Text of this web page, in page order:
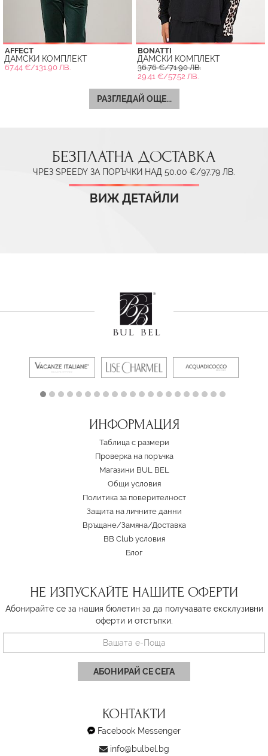
AFFECT
ДАМСКИ КОМПЛЕКТ
67.44 €/131.90 ЛВ.
BONATTI
ДАМСКИ КОМПЛЕКТ
36.76 €/71.90 ЛВ.
29.41 €/57.52 ЛВ.
РАЗГЛЕДАЙ ОЩЕ...
БЕЗПЛАТНА ДОСТАВКА
ЧРЕЗ SPEEDY ЗА ПОРЪЧКИ НАД 50.00 €/97.79 ЛВ.
ВИЖ ДЕТАЙЛИ
ИНФОРМАЦИЯ
Таблица с размери
Проверка на поръчка
Магазини BUL BEL
Oбщи условия
Политика за поверителност
Защита на личните данни
Връщане/Замяна/Доставка
BB Club условия
Блог
НЕ ИЗПУСКАЙТЕ НАШИТЕ ОФЕРТИ
Абонирайте се за нашия бюлетин за да получавате ексклузивни
оферти и отстъпки.
АБОНИРАЙ СЕ СЕГА
КОНТАКТИ
Facebook Messenger
info@bulbel.bg